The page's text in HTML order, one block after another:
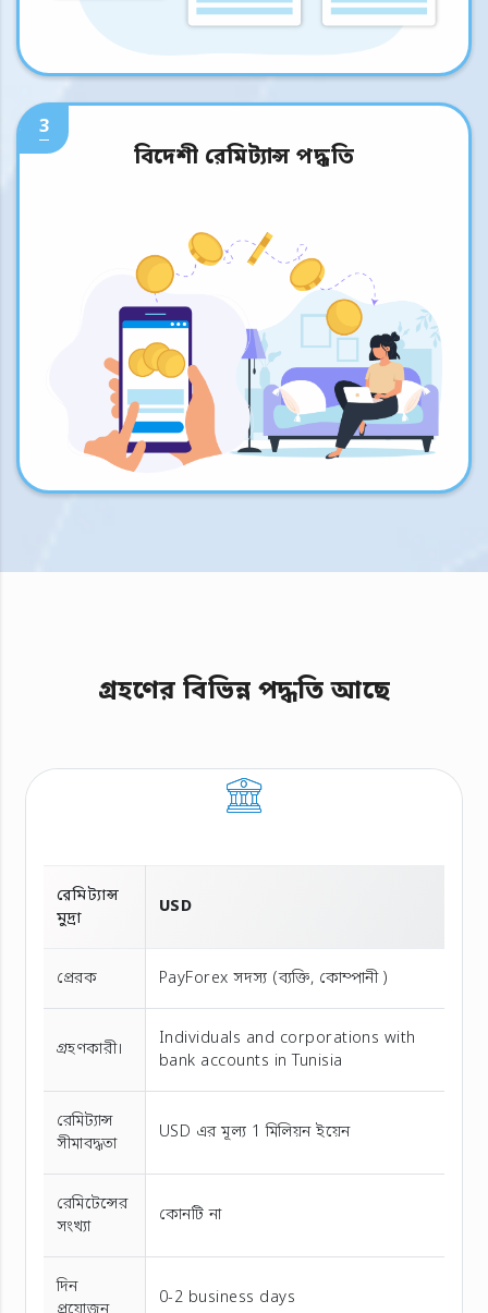
3
বিদেশী রেমিট্যান্স পদ্ধতি
গ্রহণের বিভিন্ন পদ্ধতি আছে
রেমিট্যান্স
মুদ্রা
USD
প্রেরক PayForex সদস্য (ব্যক্তি, কোম্পানী )
গ্রহণকারী।
Individuals and corporations with
bank accounts in Tunisia
রেমিট্যান্স
সীমাবদ্ধতা
USD এর মূল্য 1 মিলিয়ন ইয়েন
রেমিটেন্সের
সংখ্যা
কোনটি না
দিন
0-2 business days